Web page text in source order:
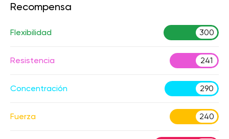
Recompensa
Flexibilidad 300
Resistencia 241
Concentración 290
Fuerza 240